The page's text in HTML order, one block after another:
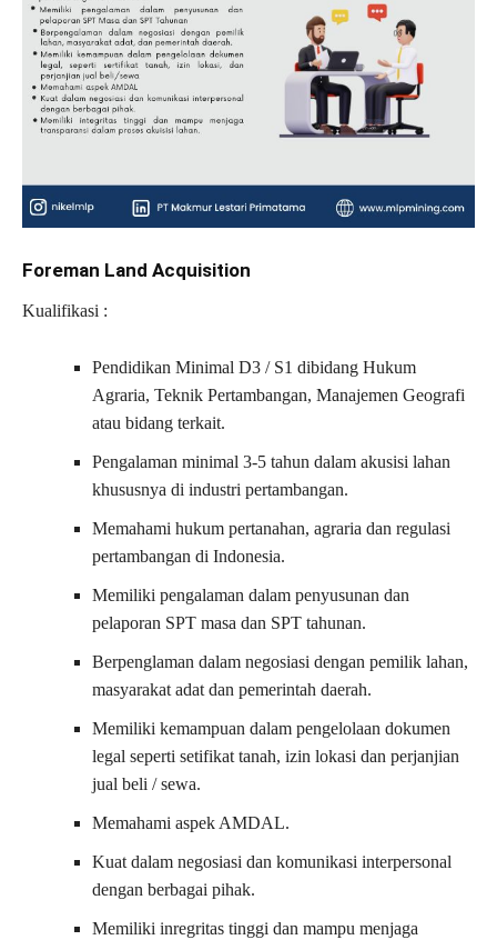
Foreman Land Acquisition
Kualifikasi :
Pendidikan Minimal D3 / S1 dibidang Hukum
Agraria, Teknik Pertambangan, Manajemen Geografi
atau bidang terkait.
Pengalaman minimal 3-5 tahun dalam akusisi lahan
khususnya di industri pertambangan.
Memahami hukum pertanahan, agraria dan regulasi
pertambangan di Indonesia.
Memiliki pengalaman dalam penyusunan dan
pelaporan SPT masa dan SPT tahunan.
Berpenglaman dalam negosiasi dengan pemilik lahan,
masyarakat adat dan pemerintah daerah.
Memiliki kemampuan dalam pengelolaan dokumen
legal seperti setifikat tanah, izin lokasi dan perjanjian
jual beli / sewa.
Memahami aspek AMDAL.
Kuat dalam negosiasi dan komunikasi interpersonal
dengan berbagai pihak.
Memiliki inregritas tinggi dan mampu menjaga